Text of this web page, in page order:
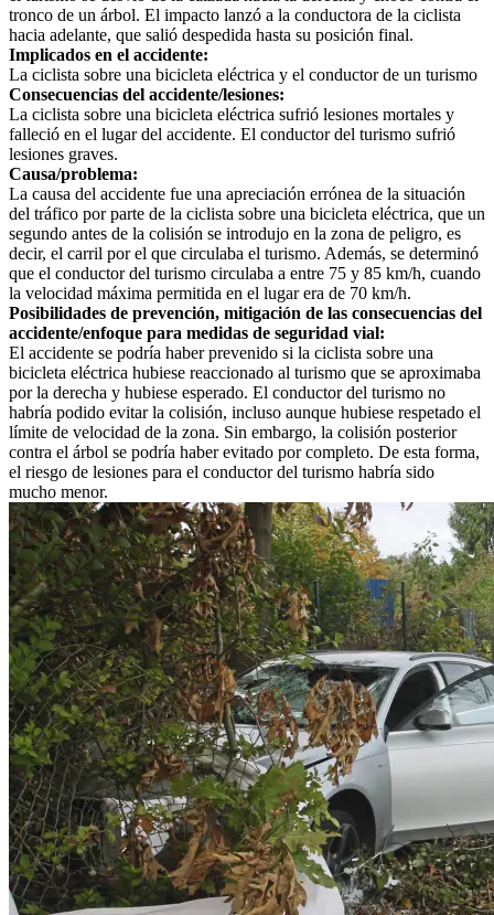
tronco de un árbol. El impacto lanzó a la conductora de la ciclista
hacia adelante, que salió despedida hasta su posición final.
Implicados en el accidente:
La ciclista sobre una bicicleta eléctrica y el conductor de un turismo
Consecuencias del accidente/lesiones:
La ciclista sobre una bicicleta eléctrica sufrió lesiones mortales y
falleció en el lugar del accidente. El conductor del turismo sufrió
lesiones graves.
Causa/problema:
La causa del accidente fue una apreciación errónea de la situación
del tráfico por parte de la ciclista sobre una bicicleta eléctrica, que un
segundo antes de la colisión se introdujo en la zona de peligro, es
decir, el carril por el que circulaba el turismo. Además, se determinó
que el conductor del turismo circulaba a entre 75 y 85 km/h, cuando
la velocidad máxima permitida en el lugar era de 70 km/h.
Posibilidades de prevención, mitigación de las consecuencias del
accidente/enfoque para medidas de seguridad vial:
El accidente se podría haber prevenido si la ciclista sobre una
bicicleta eléctrica hubiese reaccionado al turismo que se aproximaba
por la derecha y hubiese esperado. El conductor del turismo no
habría podido evitar la colisión, incluso aunque hubiese respetado el
límite de velocidad de la zona. Sin embargo, la colisión posterior
contra el árbol se podría haber evitado por completo. De esta forma,
el riesgo de lesiones para el conductor del turismo habría sido
mucho menor.